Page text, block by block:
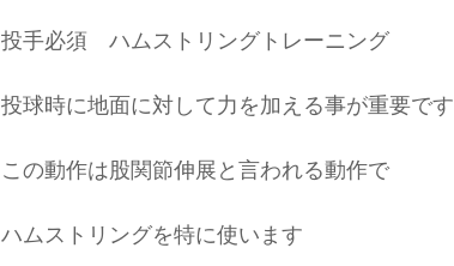
投手必須　ハムストリングトレーニング
投球時に地面に対して力を加える事が重要です
この動作は股関節伸展と言われる動作で
ハムストリングを特に使います